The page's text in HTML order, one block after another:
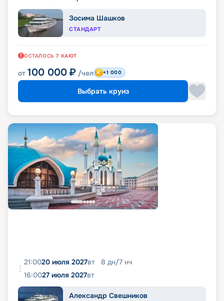
Зосима Шашков
СТАНДАРТ
ОСТАЛОСЬ 7 КАЮТ
от 100 000 ₽ /чел +1 000
Выбрать круиз
21:0020 июля 2027вт 8 дн/7 нч
16:0027 июля 2027вт
Александр Свешников